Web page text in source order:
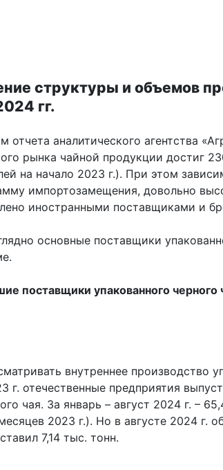
структуры и объемов
гг.
отчета аналитического агентства
рынка чайной продукции достиг
на начало 2023 г.). При этом
импортозамещения, довольно
иностранными поставщиками и
основные поставщики
поставщики упакованного черного
внутреннее производство
г. отечественные предприятия
чая. За январь – август 2024 г. –
2023 г.). Но в августе 2024 г.
7,14 тыс. тонн.